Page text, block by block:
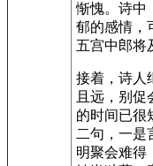
惭愧。诗中
郁的感情，
五宫中郎将
接着，诗人
且远，别
的时间已很
二句，一是
明聚会难得